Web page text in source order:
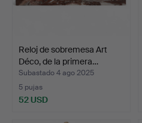
Reloj de sobremesa Art
Déco, de la primera…
Subastado 4 ago 2025
5 pujas
52 USD